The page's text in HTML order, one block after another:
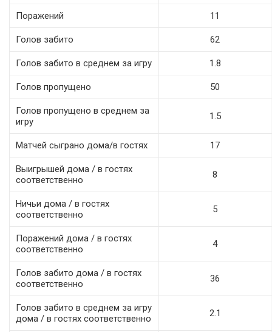
Поражений 11
Голов забито 62
Голов забито в среднем за игру 1.8
Голов пропущено 50
Голов пропущено в среднем за
игру
1.5
Матчей сыграно дома/в гостях 17
Выигрышей дома / в гостях
соответственно
8
Ничьи дома / в гостях
соответственно
5
Поражений дома / в гостях
соответственно
4
Голов забито дома / в гостях
соответственно
36
Голов забито в среднем за игру
дома / в гостях соответственно
2.1